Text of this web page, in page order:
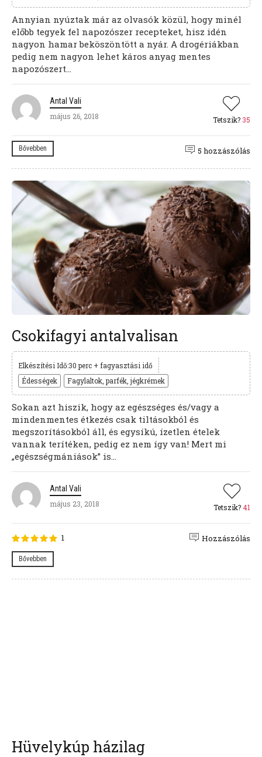
Annyian nyúztak már az olvasók közül, hogy minél
előbb tegyek fel napozószer recepteket, hisz idén
nagyon hamar beköszöntött a nyár. A drogériákban
pedig nem nagyon lehet káros anyag mentes
napozószert...
Antal Vali
május 26, 2018
Tetszik? 35
Bővebben 5 hozzászólás
Csokifagyi antalvalisan
Elkészítési Idő:30 perc + fagyasztási idő
Édességek
Fagylaltok, parfék, jégkrémek
Sokan azt hiszik, hogy az egészséges és/vagy a
mindenmentes étkezés csak tiltásokból és
megszorításokból áll, és egysíkú, ízetlen ételek
vannak terítéken, pedig ez nem így van! Mert mi
„egészségmániások” is...
Antal Vali
május 23, 2018
Tetszik?41
1
Bővebben
Hozzászólás
Hüvelykúp házilag